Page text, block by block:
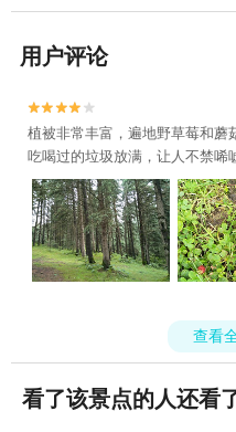
用户评论


植被非常丰富，遍地野草莓和蘑
吃喝过的垃圾放满，让人不禁唏
查看
看了该景点的人还看